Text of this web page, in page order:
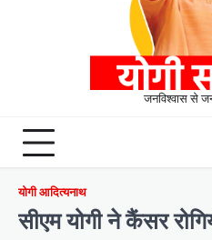
जनविश्वास से
योगी आदित्यनाथ
सीएम योगी ने कैंसर